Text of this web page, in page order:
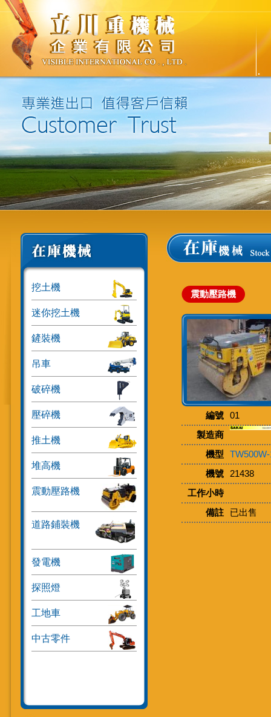
挖土機
迷你挖土機
鏟裝機
吊車
破碎機
壓碎機
推土機
堆高機
震動壓路機
道路鋪裝機
發電機
探照燈
工地車
中古零件
震動壓路機
編號
01
製造商
機型
機號
21438
工作小時
備註
已出售